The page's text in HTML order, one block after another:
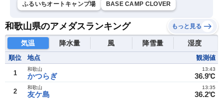
ふるいちオートキャンプ場
BASE CAMP CLOVER
和歌山県のアメダスランキング もっと見る
気温 降水量 風 降雪量 湿度
順位 地点 観測値
1 かつらぎ
和歌山
36.9℃
13:43
2 友ケ島
和歌山
36.2℃
13:35